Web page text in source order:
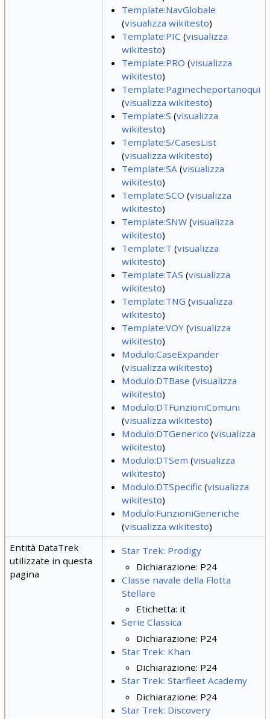
Template:NavGlobale
(visualizza wikitesto)
Template:PIC (visualizza
wikitesto)
Template:PRO (visualizza
wikitesto)
Template:Paginecheportanoqui
(visualizza wikitesto)
Template:S (visualizza
wikitesto)
Template:S/CasesList
(visualizza wikitesto)
Template:SA(visualizza
wikitesto)
Template:SCO (visualizza
wikitesto)
Template:SNW(visualizza
wikitesto)
Template:T (visualizza
wikitesto)
Template:TAS (visualizza
wikitesto)
Template:TNG (visualizza
wikitesto)
Template:VOY(visualizza
wikitesto)
Modulo:CaseExpander
(visualizza wikitesto)
Modulo:DTBase (visualizza
wikitesto)
Modulo:DTFunzioniComuni
(visualizza wikitesto)
Modulo:DTGenerico (visualizza
wikitesto)
Modulo:DTSem (visualizza
wikitesto)
Modulo:DTSpecific(visualizza
wikitesto)
Modulo:FunzioniGeneriche
(visualizza wikitesto)
Entità DataTrek
utilizzate in questa
pagina
Star Trek: Prodigy
Dichiarazione: P24
Classe navale della Flotta
Stellare
Etichetta: it
Serie Classica
Dichiarazione: P24
Star Trek: Khan
Dichiarazione: P24
Star Trek: Starfleet Academy
Dichiarazione: P24
Star Trek: Discovery